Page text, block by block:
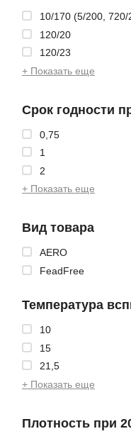
10/170 (5/200, 720/
120/20
120/23
+ Показать еще
Срок годности
0,75
1
2
+ Показать еще
Вид товара
AERO
FeadFree
Температура
10
15
21,5
+ Показать еще
Плотность при